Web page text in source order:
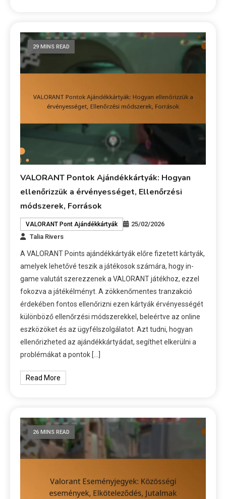
29 MINS READ
VALORANT Pontok Ajándékkártyák: Hogyan
ellenőrizzük a érvényességet, Ellenőrzési
módszerek, Források
VALORANT Pont Ajándékkártyák
25/02/2026
Talia Rivers
A VALORANT Points ajándékkártyák előre fizetett kártyák,
amelyek lehetővé teszik a játékosok számára, hogy in-
game valutát szerezzenek a VALORANT játékhoz, ezzel
fokozva a játékélményt. A zökkenőmentes tranzakció
érdekében fontos ellenőrizni ezen kártyák érvényességét
különböző ellenőrzési módszerekkel, beleértve az online
eszközöket és az ügyfélszolgálatot. Azt tudni, hogyan
ellenőrizheted az ajándékkártyádat, segíthet elkerülni a
problémákat a pontok […]
Read More
26 MINS READ